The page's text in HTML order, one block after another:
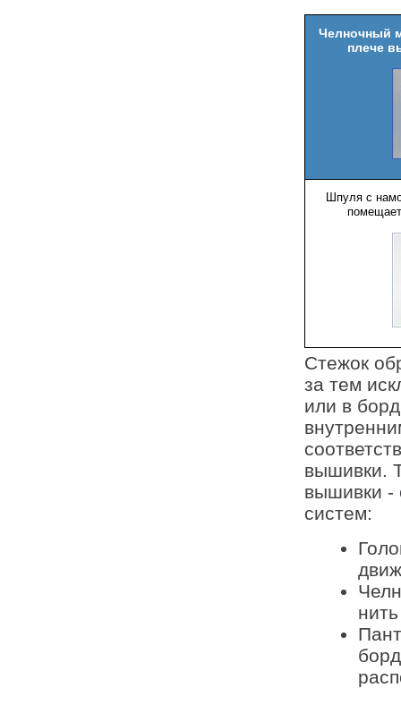
Челночный
плече
Шпуля с
Стежок
за тем
или в
вышивки.
вышивки -
систем: